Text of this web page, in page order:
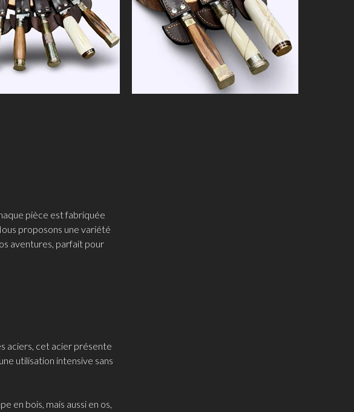
pièce est fabriquée
proposons une variété
aventures, parfait pour
aciers, cet acier présente
utilisation intensive sans
en bois, mais aussi en os,